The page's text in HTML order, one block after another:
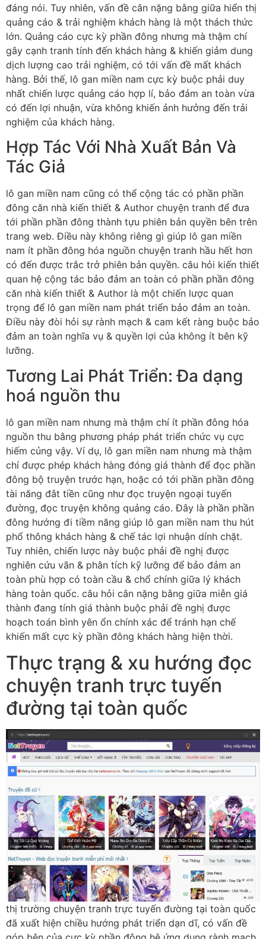
đáng nói. Tuy nhiên, vấn đề cân nặng bằng giữa hiển thị
quảng cáo & trải nghiệm khách hàng là một thách thức
lớn. Quảng cáo cực kỳ phần đông nhưng mà thậm chí
gây cạnh tranh tính đến khách hàng & khiến giảm dung
dịch lượng cao trải nghiệm, có tới vấn đề mất khách
hàng. Bởi thế, lô gan miền nam cực kỳ buộc phải duy
nhất chiến lược quảng cáo hợp lí, bảo đảm an toàn vừa
có đến lợi nhuận, vừa không khiến ảnh hưởng đến trải
nghiệm của khách hàng.
Hợp Tác Với Nhà Xuất Bản Và
Tác Giả
lô gan miền nam cũng có thể cộng tác có phần phần
đông căn nhà kiến thiết & Author chuyện tranh để đưa
tới phần phần đông thành tựu phiên bản quyền bên trên
trang web. Điều này không riêng gì giúp lô gan miền
nam ít phần đông hóa nguồn chuyện tranh hầu hết hơn
có đến được trắc trở phiên bản quyền. câu hỏi kiến thiết
quan hệ cộng tác bảo đảm an toàn có phần phần đông
căn nhà kiến thiết & Author là một chiến lược quan
trọng để lô gan miền nam phát triển bảo đảm an toàn.
Điều này đòi hỏi sự rành mạch & cam kết ràng buộc bảo
đảm an toàn nghĩa vụ & quyền lợi của không ít bên kỹ
lưỡng.
Tương Lai Phát Triển: Đa dạng
hoá nguồn thu
lô gan miền nam nhưng mà thậm chí ít phần đông hóa
nguồn thu bằng phương pháp phát triển chức vụ cực
hiếm củng vậy. Ví dụ, lô gan miền nam nhưng mà thậm
chí được phép khách hàng đóng giá thành để đọc phần
đông bộ truyện trước hạn, hoặc có tới phần phần đông
tài năng đắt tiền cũng như đọc truyện ngoại tuyến
đường, đọc truyện không quảng cáo. Đây là phần phần
đông hướng đi tiềm năng giúp lô gan miền nam thu hút
phổ thông khách hàng & chế tác lợi nhuận dính chặt.
Tuy nhiên, chiến lược này buộc phải đề nghị được
nghiên cứu vãn & phân tích kỹ lưỡng để bảo đảm an
toàn phù hợp có toàn cầu & chổ chính giữa lý khách
hàng toàn quốc. câu hỏi cân nặng bằng giữa miễn giá
thành đang tính giá thành buộc phải đề nghị được
hoạch toán bình yên ổn chính xác để tránh hạn chế
khiến mất cực kỳ phần đông khách hàng hiện thời.
Thực trạng & xu hướng đọc
chuyện tranh trực tuyến
đường tại toàn quốc
thị trường chuyện tranh trực tuyến đường tại toàn quốc
đã xuất hiện chiều hướng phát triển dạn dĩ, có vấn đề